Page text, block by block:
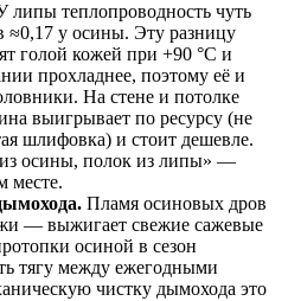
липы теплопроводность чуть
≈0,17 у осины. Эту разницу
голой кожей при +90 °C и
прохладнее, поэтому её и
На стене и потолке
выигрывает по ресурсу (не
шлифовка) и стоит дешевле.
осины, полок из липы» —
месте.
Пламя осиновых дров
— выжигает свежие сажевые
осиной в сезон
тягу между ежегодными
чистку дымохода это